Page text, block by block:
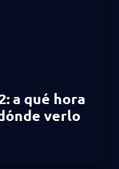
a qué hora
verlo